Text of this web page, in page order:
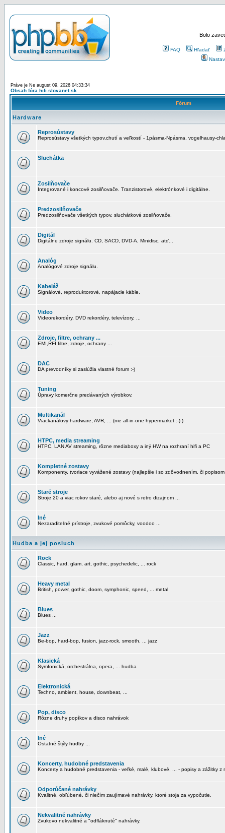
Bolo
FAQ Hľadať
Práve je Ne august 09, 2026 04:33:34
Obsah fóra hifi.slovanet.sk
Fórum
Hardware
Reprosústavy
Reprosústavy všetkých typov,chutí a veľkostí - 1pásma-Npásma, vogelhausy-
Sluchátka
Zosilňovače
Integrované i koncové zosilňovače. Tranzistorové, elektrónkové i digitálne.
Predzosilňovače
Predzosilňovače všetkých typov, sluchátkové zosilňovače.
Digitál
Digitálne zdroje signálu. CD, SACD, DVD-A, Minidisc, atď...
Analóg
Analógové zdroje signálu.
Kabeláž
Signálové, reproduktorové, napájacie káble.
Video
Videorekordéry, DVD rekordéry, televízory, ...
Zdroje, filtre, ochrany ...
EMI,RFI filtre, zdroje, ochrany ...
DAC
DA prevodníky si zaslúžia vlastné forum :-)
Tuning
Úpravy komerčne predávaných výrobkov.
Multikanál
Viackanálovy hardware, AVR, ... (nie all-in-one hypermarket :-) )
HTPC, media streaming
HTPC, LAN AV streaming, rôzne mediaboxy a iný HW na rozhraní hifi a PC
Kompletné zostavy
Komponenty, tvoriace vyvážené zostavy (najlepšie i so zdôvodnením, či
Staré stroje
Stroje 20 a viac rokov staré, alebo aj nové s retro dizajnom ...
Iné
Nezaraditeľné prístroje, zvukové pomôcky, voodoo ...
Hudba a jej posluch
Rock
Classic, hard, glam, art, gothic, psychedelic, ... rock
Heavy metal
British, power, gothic, doom, symphonic, speed, ... metal
Blues
Blues ...
Jazz
Be-bop, hard-bop, fusion, jazz-rock, smooth, ... jazz
Klasická
Symfonická, orchestrálna, opera, ... hudba
Elektronická
Techno, ambient, house, downbeat, ...
Pop, disco
Rôzne druhy popíkov a disco nahrávok
Iné
Ostatné štýly hudby ...
Koncerty, hudobné predstavenia
Koncerty a hudobné predstavenia - veľké, malé, klubové, ... - popisy a zážitky z
Odporúčané nahrávky
Kvalitné, obľúbené, či niečím zaujímavé nahrávky, ktoré stoja za vypočutie.
Nekvalitné nahrávky
Zvukovo nekvalitné a "odfláknuté" nahrávky.